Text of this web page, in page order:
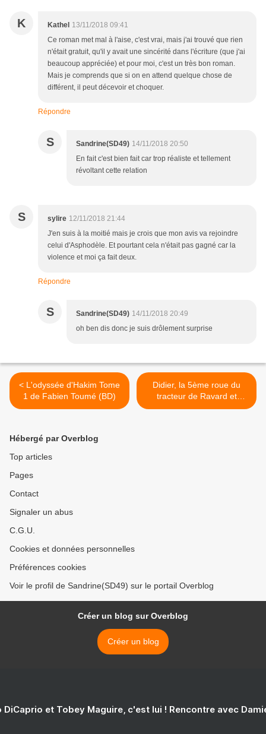
K Kathel 13/11/2018 09:41
Ce roman met mal à l'aise, c'est vrai, mais j'ai trouvé que rien
n'était gratuit, qu'il y avait une sincérité dans l'écriture (que j'ai
beaucoup appréciée) et pour moi, c'est un très bon roman.
Mais je comprends que si on en attend quelque chose de
différent, il peut décevoir et choquer.
Répondre
S Sandrine(SD49) 14/11/2018 20:50
En fait c'est bien fait car trop réaliste et tellement
révoltant cette relation
S sylire 12/11/2018 21:44
J'en suis à la moitié mais je crois que mon avis va rejoindre
celui d'Asphodèle. Et pourtant cela n'était pas gagné car la
violence et moi ça fait deux.
Répondre
S Sandrine(SD49) 14/11/2018 20:49
oh ben dis donc je suis drôlement surprise
< L'odyssée d'Hakim Tome
1 de Fabien Toumé (BD)
Didier, la 5ème roue du
tracteur de Ravard et
Rabaté (BD) >
Hébergé par Overblog
Top articles
Pages
Contact
Signaler un abus
C.G.U.
Cookies et données personnelles
Préférences cookies
Voir le profil de Sandrine(SD49) sur le portail Overblog
Créer un blog sur Overblog
Créer un blog
DiCaprio et Tobey Maguire, c'est lui ! Rencontre avec